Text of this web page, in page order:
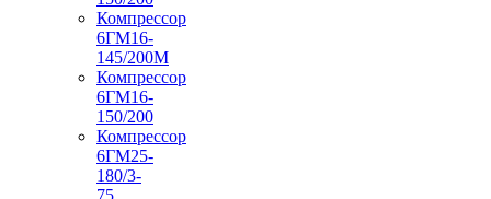
Компрессор
6ГМ16-
145/200М
Компрессор
6ГМ16-
150/200
Компрессор
6ГМ25-
180/3-